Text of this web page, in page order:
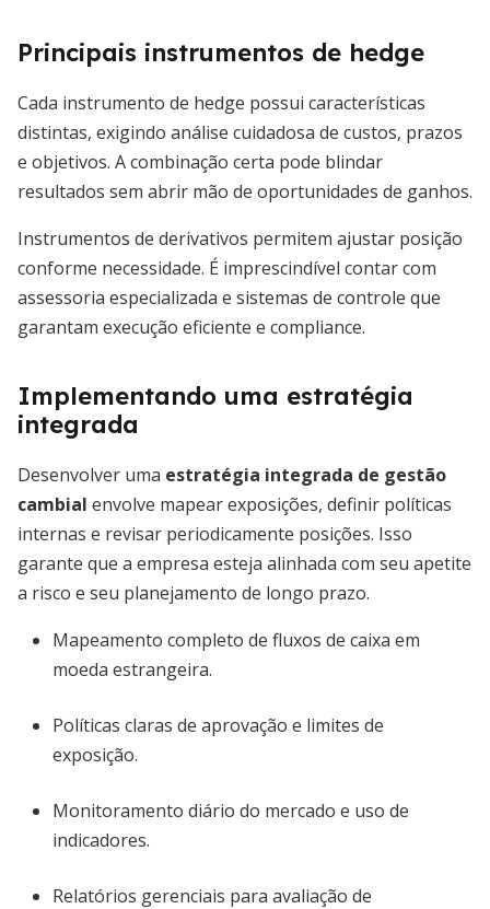
Principais instrumentos de hedge
Cada instrumento de hedge possui características
distintas, exigindo análise cuidadosa de custos, prazos
e objetivos. A combinação certa pode blindar
resultados sem abrir mão de oportunidades de ganhos.
Instrumentos de derivativos permitem ajustar posição
conforme necessidade. É imprescindível contar com
assessoria especializada e sistemas de controle que
garantam execução eficiente e compliance.
Implementando uma estratégia
integrada
Desenvolver uma estratégia integrada de gestão
cambial envolve mapear exposições, definir políticas
internas e revisar periodicamente posições. Isso
garante que a empresa esteja alinhada com seu apetite
a risco e seu planejamento de longo prazo.
Mapeamento completo de fluxos de caixa em
moeda estrangeira.
Políticas claras de aprovação e limites de
exposição.
Monitoramento diário do mercado e uso de
indicadores.
Relatórios gerenciais para avaliação de